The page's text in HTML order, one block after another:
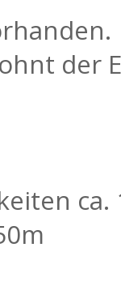
der
ca.